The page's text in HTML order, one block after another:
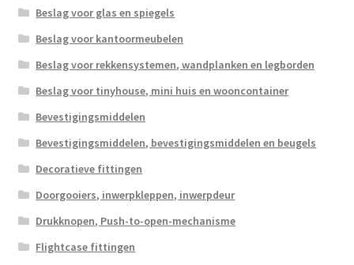
Beslag voor glas en spiegels
Beslag voor kantoormeubelen
Beslag voor rekkensystemen, wandplanken en legborden
Beslag voor tinyhouse, mini huis en wooncontainer
Bevestigingsmiddelen
Bevestigingsmiddelen, bevestigingsmiddelen en beugels
Decoratieve fittingen
Doorgooiers, inwerpkleppen, inwerpdeur
Drukknopen, Push-to-open-mechanisme
Flightcase fittingen